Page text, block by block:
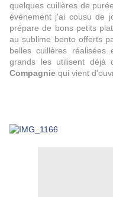
quelques cuillères de
évènement j'ai cousu
prépare de bons petits
au sublime bento offerts
belles cuillères
grands les utilisent déjà
Compagnie qui vient